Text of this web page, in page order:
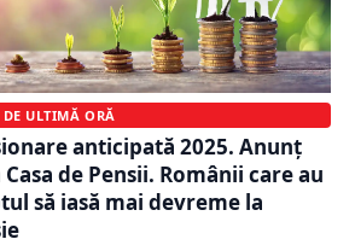
ULTIMĂ ORĂ
anticipată 2025. Anunț
Casa de Pensii. Românii care au
să iasă mai devreme la